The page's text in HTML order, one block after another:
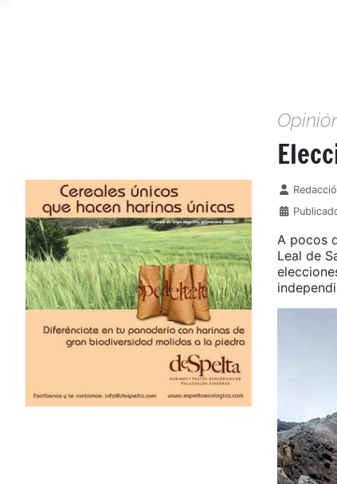
Detalles
A pocos
Leal de